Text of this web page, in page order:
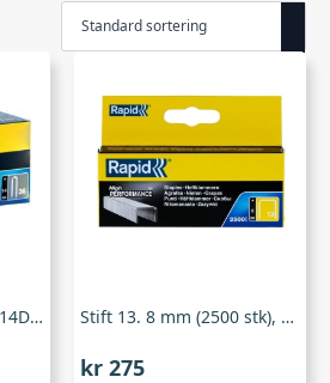
Rapid Kabelstifter 36/14Dp – 1000 Stk Stift 13. 8 mm (2500 stk), Rapid
kr 275